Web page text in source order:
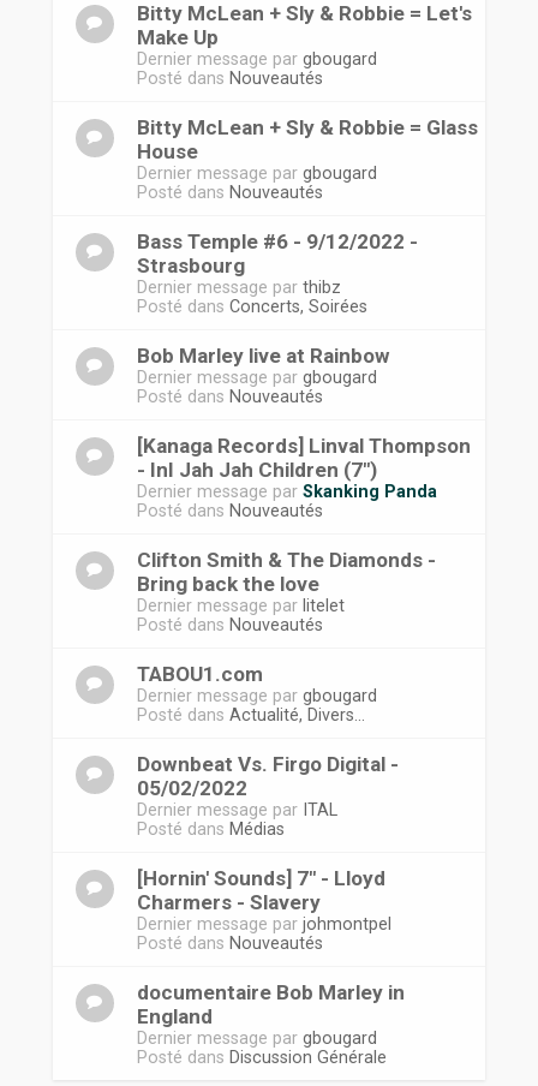
Bitty McLean + Sly & Robbie = Let's
Make Up
Dernier message par gbougard
Posté dans Nouveautés
Bitty McLean + Sly & Robbie = Glass
House
Dernier message par gbougard
Posté dans Nouveautés
Bass Temple #6 - 9/12/2022 -
Strasbourg
Dernier message par thibz
Posté dans Concerts, Soirées
Bob Marley live at Rainbow
Dernier message par gbougard
Posté dans Nouveautés
[Kanaga Records] Linval Thompson
- InI Jah Jah Children (7")
Dernier message par Skanking Panda
Posté dans Nouveautés
Clifton Smith & The Diamonds -
Bring back the love
Dernier message par litelet
Posté dans Nouveautés
TABOU1.com
Dernier message par gbougard
Posté dans Actualité, Divers...
Downbeat Vs. Firgo Digital -
05/02/2022
Dernier message par ITAL
Posté dans Médias
[Hornin' Sounds] 7" - Lloyd
Charmers - Slavery
Dernier message par johmontpel
Posté dans Nouveautés
documentaire Bob Marley in
England
Dernier message par gbougard
Posté dans Discussion Générale